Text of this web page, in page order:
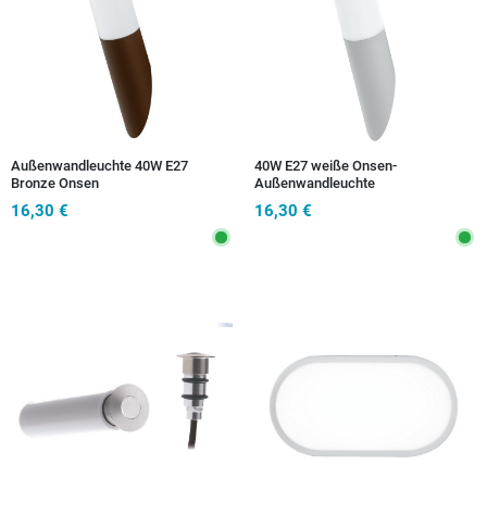
Außenwandleuchte 40W E27
Bronze Onsen
16,30 €
40W E27 weiße Onsen-
Außenwandleuchte
16,30 €